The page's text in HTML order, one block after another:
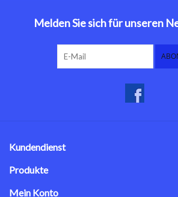
Melden Sie sich für unseren
Kundendienst
Produkte
Mein Konto